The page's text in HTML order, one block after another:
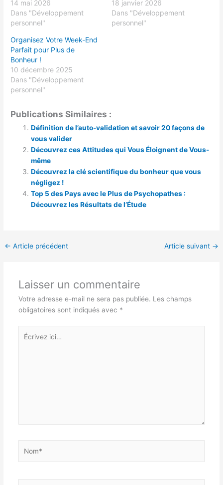
14 mai 2026
Dans "Développement
personnel"
18 janvier 2026
Dans "Développement
personnel"
Organisez Votre Week-End
Parfait pour Plus de
Bonheur !
10 décembre 2025
Dans "Développement
personnel"
Publications Similaires :
Définition de l’auto-validation et savoir 20 façons de
vous valider
Découvrez ces Attitudes qui Vous Éloignent de Vous-
même
Découvrez la clé scientifique du bonheur que vous
négligez !
Top 5 des Pays avec le Plus de Psychopathes :
Découvrez les Résultats de l’Étude
← Article précédent Article suivant →
Laisser un commentaire
Votre adresse e-mail ne sera pas publiée. Les champs
obligatoires sont indiqués avec *
Écrivez
ici…